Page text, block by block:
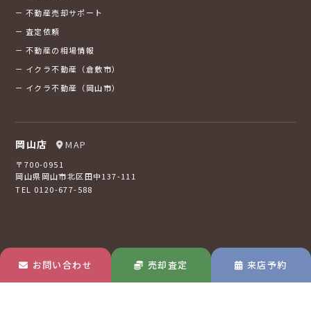
お問い合わせ 売却査定 来店予約
不動産売却サポート
査定依頼
不動産の相場情報
イクラ不動産（倉敷市）
イクラ不動産（岡山市）
岡山店 MAP
〒700-0951
岡山県岡山市北区田中137-111
TEL 0120-677-588